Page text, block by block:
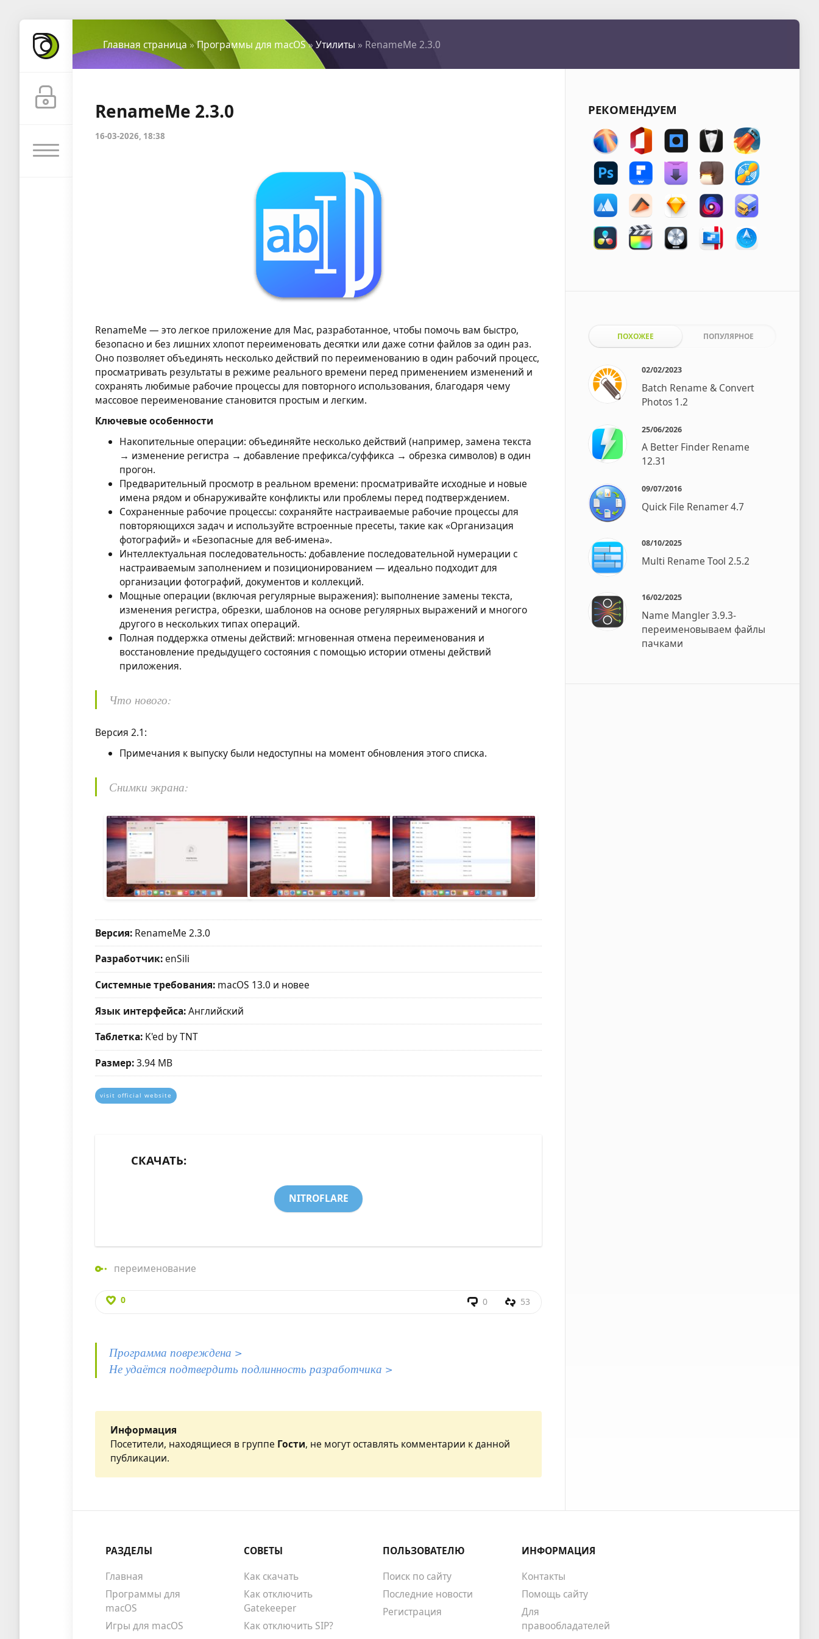
Главная страница »Программы для macOS» Утилиты » RenameMe 2.3.0
RenameMe 2.3.0
16-03-2026, 18:38
RenameMe — это легкое приложение для Mac, разработанное, чтобы помочь вам быстро,
безопасно и без лишних хлопот переименовать десятки или даже сотни файлов за один раз.
Оно позволяет объединять несколько действий по переименованию в один рабочий процесс,
просматривать результаты в режиме реального времени перед применением изменений и
сохранять любимые рабочие процессы для повторного использования, благодаря чему
массовое переименование становится простым и легким.
Ключевые особенности
Накопительные операции: объединяйте несколько действий (например, замена текста
→ изменение регистра → добавление префикса/суффикса → обрезка символов) в один
прогон.
Предварительный просмотр в реальном времени: просматривайте исходные и новые
имена рядом и обнаруживайте конфликты или проблемы перед подтверждением.
Сохраненные рабочие процессы: сохраняйте настраиваемые рабочие процессы для
повторяющихся задач и используйте встроенные пресеты, такие как «Организация
фотографий» и «Безопасные для веб-имена».
Интеллектуальная последовательность: добавление последовательной нумерации с
настраиваемым заполнением и позиционированием — идеально подходит для
организации фотографий, документов и коллекций.
Мощные операции (включая регулярные выражения): выполнение замены текста,
изменения регистра, обрезки, шаблонов на основе регулярных выражений и многого
другого в нескольких типах операций.
Полная поддержка отмены действий: мгновенная отмена переименования и
восстановление предыдущего состояния с помощью истории отмены действий
приложения.
Что нового:
Версия 2.1:
Примечания к выпуску были недоступны на момент обновления этого списка.
Снимки экрана:
Версия: RenameMe 2.3.0
Разработчик:enSili
Системные требования: macOS 13.0 и новее
Язык интерфейса:Английский
Таблетка: K'ed by TNT
Размер:3.94 MB
visit official website
СКАЧАТЬ:
NITROFLARE
переименование
0 0 53
Программа повреждена >
Не удаётся подтвердить подлинность разработчика >
Информация
Посетители, находящиеся в группе Гости, не могут оставлять комментарии к данной
публикации.
РЕКОМЕНДУЕМ
ПОХОЖЕЕ ПОПУЛЯРНОЕ
02/02/2023
Batch Rename & Convert
Photos 1.2
25/06/2026
A Better Finder Rename
12.31
09/07/2016
Quick File Renamer 4.7
08/10/2025
Multi Rename Tool 2.5.2
16/02/2025
Name Mangler 3.9.3-
переименовываем файлы
пачками
РАЗДЕЛЫ
Главная
Программы для
macOS
Игры для macOS
СОВЕТЫ
Как скачать
Как отключить
Gatekeeper
Как отключить SIP?
ПОЛЬЗОВАТЕЛЮ
Поиск по сайту
Последние новости
Регистрация
ИНФОРМАЦИЯ
Контакты
Помощь сайту
Для
правообладателей